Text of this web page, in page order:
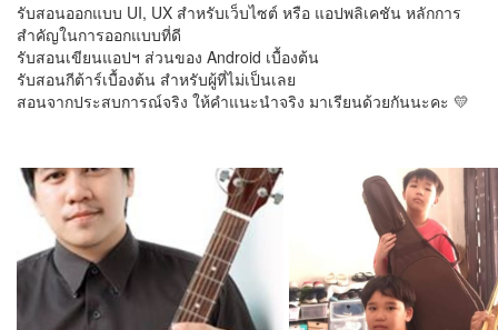
รับสอนออกแบบ UI, UX สำหรับเว็บไซต์ หรือ แอปพลิเคชัน หลักการ
สำคัญในการออกแบบที่ดี
รับสอนเขียนแอปฯ ส่วนของ Android เบื้องต้น
รับสอนกีต้าร์เบื้องต้น สำหรับผู้ที่ไม่เป็นเลย
สอนจากประสบการณ์จริง ให้คำแนะนำจริง มาเรียนด้วยกันนะคะ 💛